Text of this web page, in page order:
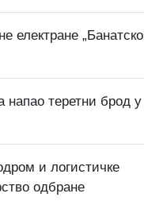
електране „Банатско
напао теретни брод у
и логистичке
одбране